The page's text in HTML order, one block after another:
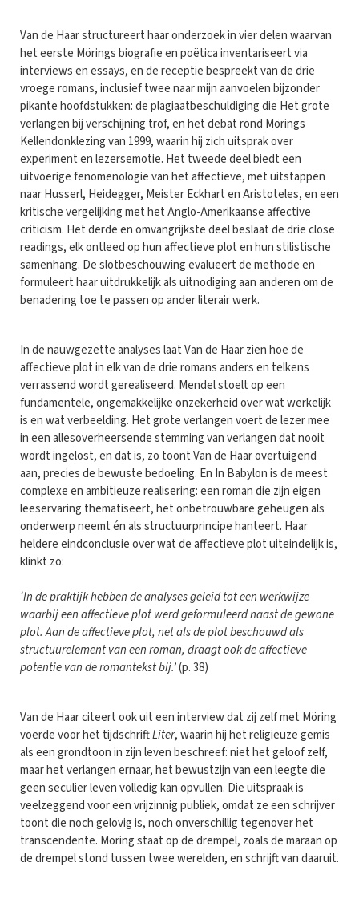
Van de Haar structureert haar onderzoek in vier delen waarvan
het eerste Mörings biografie en poëtica inventariseert via
interviews en essays, en de receptie bespreekt van de drie
vroege romans, inclusief twee naar mijn aanvoelen bijzonder
pikante hoofdstukken: de plagiaatbeschuldiging die Het grote
verlangen bij verschijning trof, en het debat rond Mörings
Kellendonklezing van 1999, waarin hij zich uitsprak over
experiment en lezersemotie. Het tweede deel biedt een
uitvoerige fenomenologie van het affectieve, met uitstappen
naar Husserl, Heidegger, Meister Eckhart en Aristoteles, en een
kritische vergelijking met het Anglo-Amerikaanse affective
criticism. Het derde en omvangrijkste deel beslaat de drie close
readings, elk ontleed op hun affectieve plot en hun stilistische
samenhang. De slotbeschouwing evalueert de methode en
formuleert haar uitdrukkelijk als uitnodiging aan anderen om de
benadering toe te passen op ander literair werk.
In de nauwgezette analyses laat Van de Haar zien hoe de
affectieve plot in elk van de drie romans anders en telkens
verrassend wordt gerealiseerd. Mendel stoelt op een
fundamentele, ongemakkelijke onzekerheid over wat werkelijk
is en wat verbeelding. Het grote verlangen voert de lezer mee
in een allesoverheersende stemming van verlangen dat nooit
wordt ingelost, en dat is, zo toont Van de Haar overtuigend
aan, precies de bewuste bedoeling. En In Babylon is de meest
complexe en ambitieuze realisering: een roman die zijn eigen
leeservaring thematiseert, het onbetrouwbare geheugen als
onderwerp neemt én als structuurprincipe hanteert. Haar
heldere eindconclusie over wat de affectieve plot uiteindelijk is,
klinkt zo:
‘In de praktijk hebben de analyses geleid tot een werkwijze
waarbij een affectieve plot werd geformuleerd naast de gewone
plot. Aan de affectieve plot, net als de plot beschouwd als
structuurelement van een roman, draagt ook de affectieve
potentie van de romantekst bij.’(p. 38)
Van de Haar citeert ook uit een interview dat zij zelf met Möring
voerde voor het tijdschriftLiter, waarin hij het religieuze gemis
als een grondtoon in zijn leven beschreef: niet het geloof zelf,
maar het verlangen ernaar, het bewustzijn van een leegte die
geen seculier leven volledig kan opvullen. Die uitspraak is
veelzeggend voor een vrijzinnig publiek, omdat ze een schrijver
toont die noch gelovig is, noch onverschillig tegenover het
transcendente. Möring staat op de drempel, zoals de maraan op
de drempel stond tussen twee werelden, en schrijft van daaruit.